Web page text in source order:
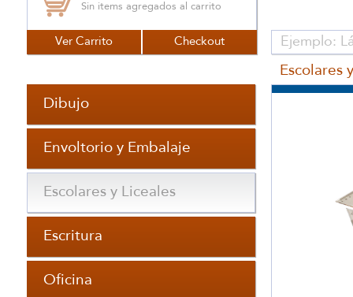
Sin items agregados al carrito
Ver Carrito Checkout
Dibujo
Envoltorio y Embalaje
Escolares y Liceales
Escritura
Oficina
Escolares